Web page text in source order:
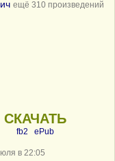
ещё 310 произведений
СКАЧАТЬ
fb2 ePub
в 22:05